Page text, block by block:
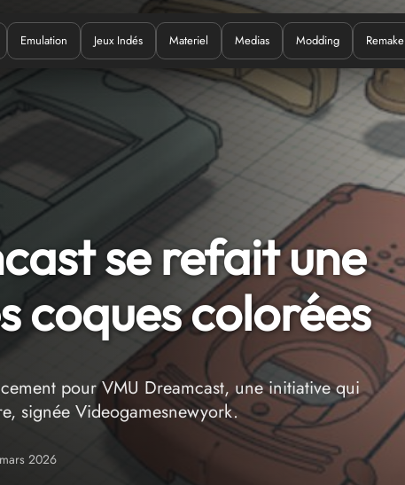
Quoi ?
Emulation Jeux Indés Materiel Medias Modding Remake
se refait une
coques colorées
pour VMU Dreamcast, une initiative qui
signée Videogamesnewyork.
2026